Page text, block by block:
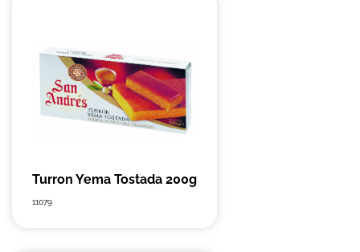
Turron Yema Tostada 200g
11079